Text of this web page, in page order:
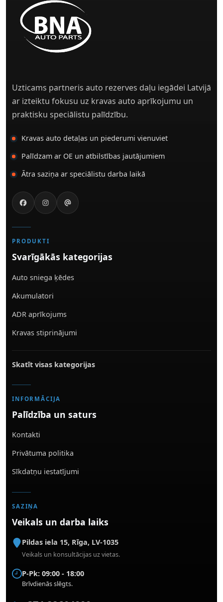
Uzticams partneris auto rezerves daļu iegādei Latvijā
ar izteiktu fokusu uz kravas auto aprīkojumu un
praktisku speciālistu palīdzību.
Kravas auto detaļas un piederumi vienuviet
Palīdzam ar OE un atbilstības jautājumiem
Ātra saziņa ar speciālistu darba laikā
PRODUKTI
Svarīgākās kategorijas
Auto sniega ķēdes
Akumulatori
ADR aprīkojums
Kravas stiprinājumi
Skatīt visas kategorijas
INFORMĀCIJA
Palīdzība un saturs
Kontakti
Privātuma politika
Sīkdatņu iestatījumi
SAZIŅA
Veikals un darba laiks
Pildas iela 15, Rīga, LV-1035
Veikals un konsultācijas uz vietas.
P-Pk: 09:00 - 18:00
Brīvdienās slēgts.